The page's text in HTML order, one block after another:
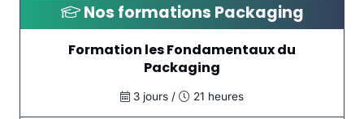
Nos formations Packaging
Formation les Fondamentaux du
Packaging
3 jours / 21 heures